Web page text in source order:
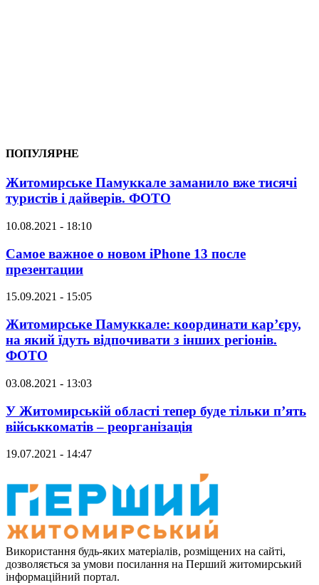
ПОПУЛЯРНЕ
Житомирське Памуккале заманило вже тисячі
туристів і дайверів. ФОТО
10.08.2021 - 18:10
Самое важное о новом iPhone 13 после
презентации
15.09.2021 - 15:05
Житомирське Памуккале: координати кар’єру,
на який їдуть відпочивати з інших регіонів.
ФОТО
03.08.2021 - 13:03
У Житомирській області тепер буде тільки п’ять
військкоматів – реорганізація
19.07.2021 - 14:47
Використання будь-яких матеріалів, розміщених на сайті,
дозволяється за умови посилання на Перший житомирський
інформаційний портал.